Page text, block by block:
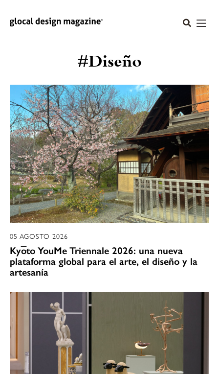
#Diseño
05 AGOSTO 2026
Kyōto YouMe Triennale 2026: una nueva
plataforma global para el arte, el diseño y la
artesanía